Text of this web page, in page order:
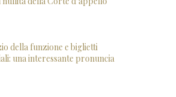
della funzione e biglietti
una interessante pronuncia